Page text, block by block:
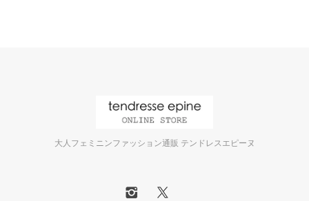
大人フェミニンファッション通販 テンドレスエピーヌ